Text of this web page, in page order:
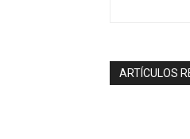
ARTÍCULOS